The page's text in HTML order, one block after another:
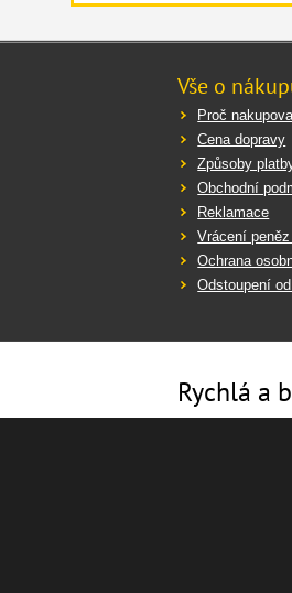
Vše o
Proč
Cena dopravy
Způsoby
Obchodní
Reklamace
Vrácení
Ochrana
Odstoupení
Rychlá a